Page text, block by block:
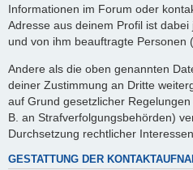
Informationen im Forum oder
Adresse aus deinem Profil ist
und von ihm beauftragte Personen
Andere als die oben genannten
deiner Zustimmung an Dritte
auf Grund gesetzlicher
B. an Strafverfolgungsbehörden)
Durchsetzung rechtlicher
GESTATTUNG DER